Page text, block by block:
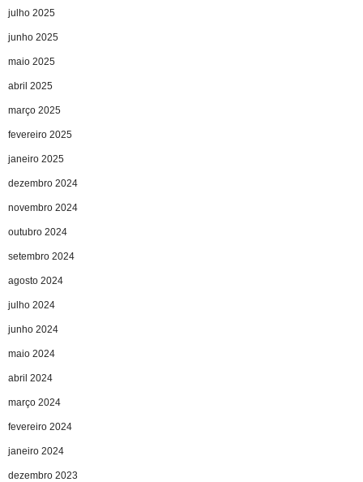
julho 2025
junho 2025
maio 2025
abril 2025
março 2025
fevereiro 2025
janeiro 2025
dezembro 2024
novembro 2024
outubro 2024
setembro 2024
agosto 2024
julho 2024
junho 2024
maio 2024
abril 2024
março 2024
fevereiro 2024
janeiro 2024
dezembro 2023